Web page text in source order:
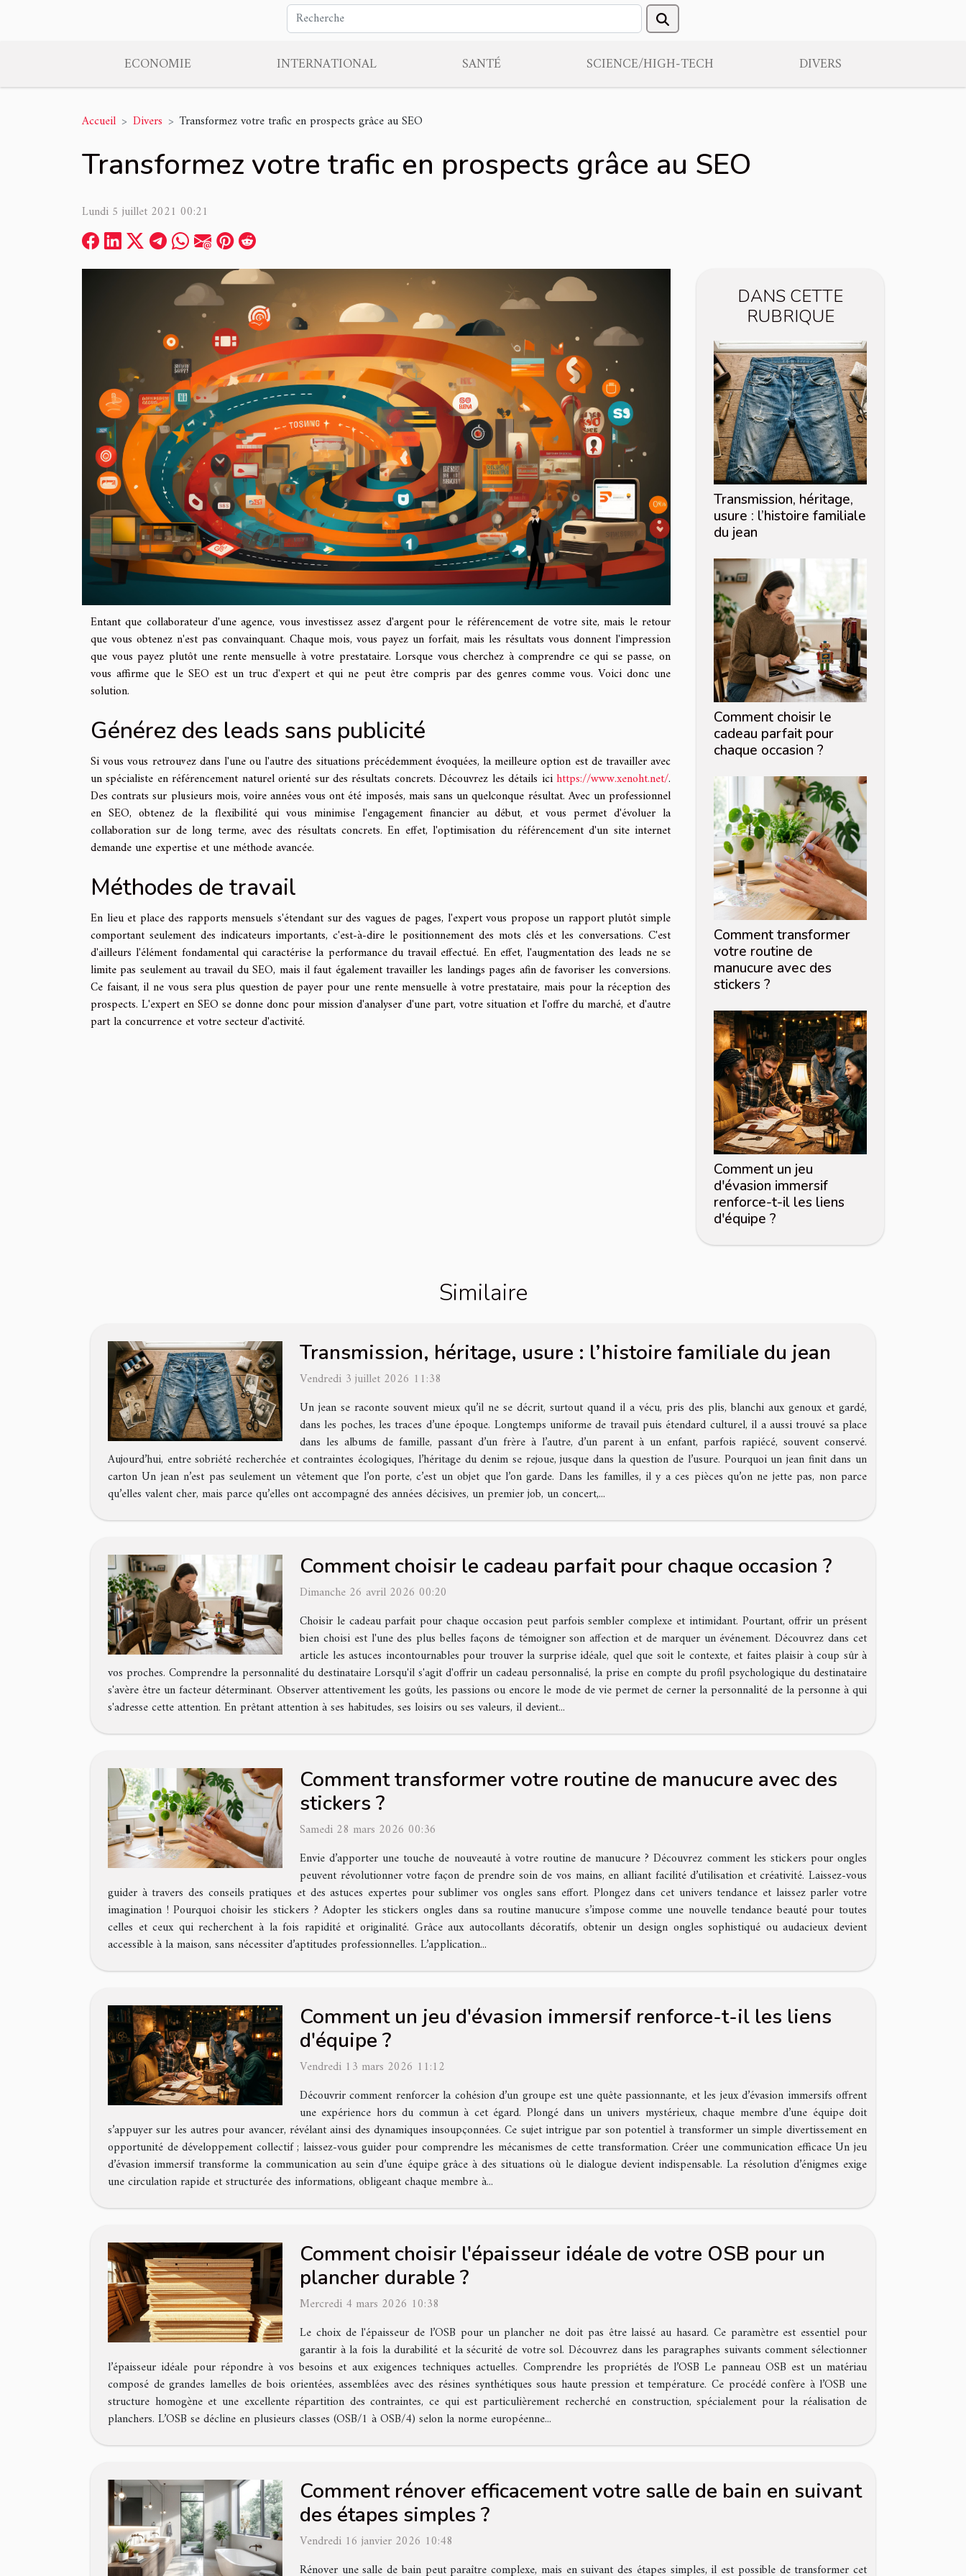
ECONOMIE INTERNATIONAL SANTÉ SCIENCE/HIGH-TECH DIVERS
Accueil Divers Transformez votre trafic en prospects grâce au SEO
Transformez votre trafic en prospects grâce au SEO
Lundi 5 juillet 2021 00:21
Entant que collaborateur d'une agence, vous investissez assez d'argent pour le référencement de votre site, mais le retour
que vous obtenez n'est pas convainquant. Chaque mois, vous payez un forfait, mais les résultats vous donnent l'impression
que vous payez plutôt une rente mensuelle à votre prestataire. Lorsque vous cherchez à comprendre ce qui se passe, on
vous affirme que le SEO est un truc d'expert et qui ne peut être compris par des genres comme vous. Voici donc une
solution.
Générez des leads sans publicité
Si vous vous retrouvez dans l'une ou l'autre des situations précédemment évoquées, la meilleure option est de travailler avec
un spécialiste en référencement naturel orienté sur des résultats concrets. Découvrez les détails icihttps://www.xenoht.net/.
Des contrats sur plusieurs mois, voire années vous ont été imposés, mais sans un quelconque résultat. Avec un professionnel
en SEO, obtenez de la flexibilité qui vous minimise l'engagement financier au début, et vous permet d'évoluer la
collaboration sur de long terme, avec des résultats concrets. En effet, l'optimisation du référencement d'un site internet
demande une expertise et une méthode avancée.
Méthodes de travail
En lieu et place des rapports mensuels s'étendant sur des vagues de pages, l'expert vous propose un rapport plutôt simple
comportant seulement des indicateurs importants, c'est-à-dire le positionnement des mots clés et les conversations. C'est
d'ailleurs l'élément fondamental qui caractérise la performance du travail effectué. En effet, l'augmentation des leads ne se
limite pas seulement au travail du SEO, mais il faut également travailler les landings pages afin de favoriser les conversions.
Ce faisant, il ne vous sera plus question de payer pour une rente mensuelle à votre prestataire, mais pour la réception des
prospects. L'expert en SEO se donne donc pour mission d'analyser d'une part, votre situation et l'offre du marché, et d'autre
part la concurrence et votre secteur d'activité.
DANS CETTE
RUBRIQUE
Transmission, héritage,
usure : l’histoire familiale
du jean
Comment choisir le
cadeau parfait pour
chaque occasion ?
Comment transformer
votre routine de
manucure avec des
stickers ?
Comment un jeu
d'évasion immersif
renforce-t-il les liens
d'équipe ?
Similaire
Transmission, héritage, usure : l’histoire familiale du jean
Vendredi 3 juillet 2026 11:38
Un jean se raconte souvent mieux qu’il ne se décrit, surtout quand il a vécu, pris des plis, blanchi aux genoux et gardé,
dans les poches, les traces d’une époque. Longtemps uniforme de travail puis étendard culturel, il a aussi trouvé sa place
dans les albums de famille, passant d’un frère à l’autre, d’un parent à un enfant, parfois rapiécé, souvent conservé.
Aujourd’hui, entre sobriété recherchée et contraintes écologiques, l’héritage du denim se rejoue, jusque dans la question de l’usure. Pourquoi un jean finit dans un
carton Un jean n’est pas seulement un vêtement que l’on porte, c’est un objet que l’on garde. Dans les familles, il y a ces pièces qu’on ne jette pas, non parce
qu’elles valent cher, mais parce qu’elles ont accompagné des années décisives, un premier job, un concert,...
Comment choisir le cadeau parfait pour chaque occasion ?
Dimanche 26 avril 2026 00:20
Choisir le cadeau parfait pour chaque occasion peut parfois sembler complexe et intimidant. Pourtant, offrir un présent
bien choisi est l'une des plus belles façons de témoigner son affection et de marquer un événement. Découvrez dans cet
article les astuces incontournables pour trouver la surprise idéale, quel que soit le contexte, et faites plaisir à coup sûr à
vos proches. Comprendre la personnalité du destinataire Lorsqu'il s'agit d'offrir un cadeau personnalisé, la prise en compte du profil psychologique du destinataire
s'avère être un facteur déterminant. Observer attentivement les goûts, les passions ou encore le mode de vie permet de cerner la personnalité de la personne à qui
s'adresse cette attention. En prêtant attention à ses habitudes, ses loisirs ou ses valeurs, il devient...
Comment transformer votre routine de manucure avec des
stickers ?
Samedi 28 mars 2026 00:36
Envie d’apporter une touche de nouveauté à votre routine de manucure ? Découvrez comment les stickers pour ongles
peuvent révolutionner votre façon de prendre soin de vos mains, en alliant facilité d’utilisation et créativité. Laissez-vous
guider à travers des conseils pratiques et des astuces expertes pour sublimer vos ongles sans effort. Plongez dans cet univers tendance et laissez parler votre
imagination ! Pourquoi choisir les stickers ? Adopter les stickers ongles dans sa routine manucure s’impose comme une nouvelle tendance beauté pour toutes
celles et ceux qui recherchent à la fois rapidité et originalité. Grâce aux autocollants décoratifs, obtenir un design ongles sophistiqué ou audacieux devient
accessible à la maison, sans nécessiter d’aptitudes professionnelles. L’application...
Comment un jeu d'évasion immersif renforce-t-il les liens
d'équipe ?
Vendredi 13 mars 2026 11:12
Découvrir comment renforcer la cohésion d’un groupe est une quête passionnante, et les jeux d’évasion immersifs offrent
une expérience hors du commun à cet égard. Plongé dans un univers mystérieux, chaque membre d’une équipe doit
s’appuyer sur les autres pour avancer, révélant ainsi des dynamiques insoupçonnées. Ce sujet intrigue par son potentiel à transformer un simple divertissement en
opportunité de développement collectif ; laissez-vous guider pour comprendre les mécanismes de cette transformation. Créer une communication efficace Un jeu
d’évasion immersif transforme la communication au sein d’une équipe grâce à des situations où le dialogue devient indispensable. La résolution d’énigmes exige
une circulation rapide et structurée des informations, obligeant chaque membre à...
Comment choisir l'épaisseur idéale de votre OSB pour un
plancher durable ?
Mercredi 4 mars 2026 10:38
Le choix de l'épaisseur de l’OSB pour un plancher ne doit pas être laissé au hasard. Ce paramètre est essentiel pour
garantir à la fois la durabilité et la sécurité de votre sol. Découvrez dans les paragraphes suivants comment sélectionner
l’épaisseur idéale pour répondre à vos besoins et aux exigences techniques actuelles. Comprendre les propriétés de l’OSB Le panneau OSB est un matériau
composé de grandes lamelles de bois orientées, assemblées avec des résines synthétiques sous haute pression et température. Ce procédé confère à l’OSB une
structure homogène et une excellente répartition des contraintes, ce qui est particulièrement recherché en construction, spécialement pour la réalisation de
planchers. L’OSB se décline en plusieurs classes (OSB/1 à OSB/4) selon la norme européenne...
Comment rénover efficacement votre salle de bain en suivant
des étapes simples ?
Vendredi 16 janvier 2026 10:48
Rénover une salle de bain peut paraître complexe, mais en suivant des étapes simples, il est possible de transformer cet